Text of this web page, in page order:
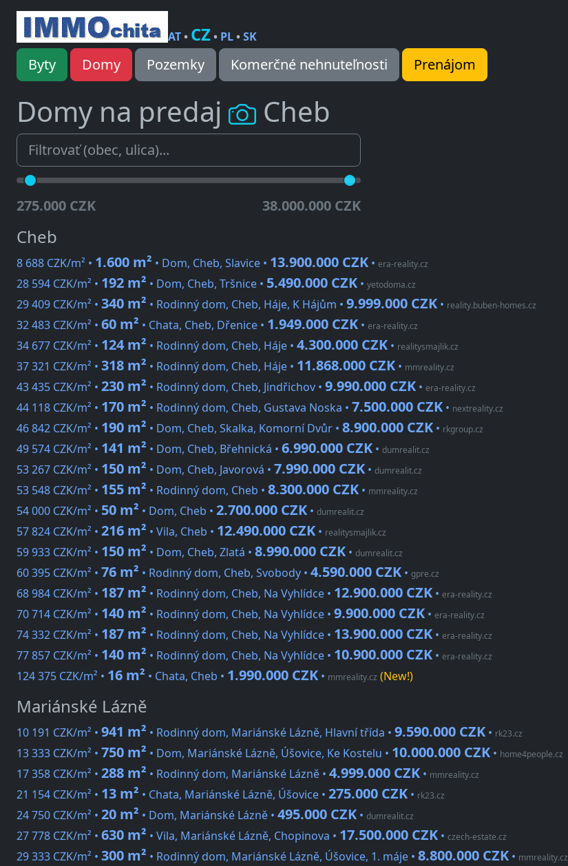
AT• CZ• PL•SK
Byty Domy Pozemky Komerčné nehnuteľnosti Prenájom
Domy na predaj Cheb
275.000 CZK 38.000.000 CZK
Cheb
8 688 CZK/m² • 1.600 m² • Dom, Cheb, Slavice • 13.900.000 CZK • era-reality.cz
28 594 CZK/m² • 192 m² • Dom, Cheb, Tršnice • 5.490.000 CZK • yetodoma.cz
29 409 CZK/m² • 340 m² • Rodinný dom, Cheb, Háje, K Hájům • 9.999.000 CZK • reality.buben-homes.cz
32 483 CZK/m² • 60 m² • Chata, Cheb, Dřenice • 1.949.000 CZK • era-reality.cz
34 677 CZK/m² • 124 m² • Rodinný dom, Cheb, Háje • 4.300.000 CZK • realitysmajlik.cz
37 321 CZK/m² • 318 m² • Rodinný dom, Cheb, Háje • 11.868.000 CZK • mmreality.cz
43 435 CZK/m² • 230 m² • Rodinný dom, Cheb, Jindřichov • 9.990.000 CZK • era-reality.cz
44 118 CZK/m² • 170 m² • Rodinný dom, Cheb, Gustava Noska • 7.500.000 CZK • nextreality.cz
46 842 CZK/m² • 190 m² • Dom, Cheb, Skalka, Komorní Dvůr • 8.900.000 CZK • rkgroup.cz
49 574 CZK/m² • 141 m² • Dom, Cheb, Břehnická • 6.990.000 CZK • dumrealit.cz
53 267 CZK/m² • 150 m² • Dom, Cheb, Javorová • 7.990.000 CZK • dumrealit.cz
53 548 CZK/m² • 155 m² • Rodinný dom, Cheb • 8.300.000 CZK • mmreality.cz
54 000 CZK/m² • 50 m² • Dom, Cheb • 2.700.000 CZK • dumrealit.cz
57 824 CZK/m² • 216 m² • Vila, Cheb • 12.490.000 CZK • realitysmajlik.cz
59 933 CZK/m² • 150 m² • Dom, Cheb, Zlatá • 8.990.000 CZK • dumrealit.cz
60 395 CZK/m² • 76 m² • Rodinný dom, Cheb, Svobody • 4.590.000 CZK • gpre.cz
68 984 CZK/m² • 187 m² • Rodinný dom, Cheb, Na Vyhlídce • 12.900.000 CZK • era-reality.cz
70 714 CZK/m² • 140 m² • Rodinný dom, Cheb, Na Vyhlídce • 9.900.000 CZK • era-reality.cz
74 332 CZK/m² • 187 m² • Rodinný dom, Cheb, Na Vyhlídce • 13.900.000 CZK • era-reality.cz
77 857 CZK/m² • 140 m² • Rodinný dom, Cheb, Na Vyhlídce • 10.900.000 CZK • era-reality.cz
124 375 CZK/m² • 16 m² • Chata, Cheb • 1.990.000 CZK • mmreality.cz (New!)
Mariánské Lázně
10 191 CZK/m² • 941 m² • Rodinný dom, Mariánské Lázně, Hlavní třída • 9.590.000 CZK • rk23.cz
13 333 CZK/m² • 750 m² • Dom, Mariánské Lázně, Úšovice, Ke Kostelu • 10.000.000 CZK • home4people.cz
17 358 CZK/m² • 288 m² • Rodinný dom, Mariánské Lázně • 4.999.000 CZK • mmreality.cz
21 154 CZK/m² • 13 m² • Chata, Mariánské Lázně, Úšovice • 275.000 CZK • rk23.cz
24 750 CZK/m² • 20 m² • Dom, Mariánské Lázně • 495.000 CZK • dumrealit.cz
27 778 CZK/m² • 630 m² • Vila, Mariánské Lázně, Chopinova • 17.500.000 CZK • czech-estate.cz
29 333 CZK/m² • 300 m² • Rodinný dom, Mariánské Lázně, Úšovice, 1. máje • 8.800.000 CZK • mmreality.cz